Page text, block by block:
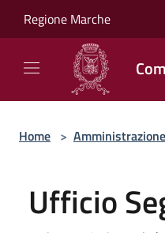
Regione Marche
Home > Amministrazione
Ufficio